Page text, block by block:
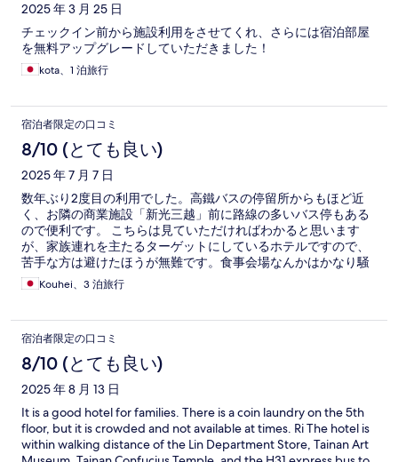
2025 年 3 月 25 日
チェックイン前から施設利用をさせてくれ、さらには宿泊部屋
を無料アップグレードしていただきました！
kota、1 泊旅行
宿泊者限定の口コミ
8/10 (とても良い)
2025 年 7 月 7 日
数年ぶり2度目の利用でした。高鐵バスの停留所からもほど近
く、お隣の商業施設「新光三越」前に路線の多いバス停もある
ので便利です。 こちらは見ていただければわかると思います
が、家族連れを主たるターゲットにしているホテルですので、
苦手な方は避けたほうが無難です。食事会場なんかはかなり騒
がしい(笑) 設備的にはランドリールームがあるので暑い台南の
街歩きで汗に濡れた衣類を毎日洗濯できるのはとても助かりま
ます。
Kouhei、3 泊旅行
宿泊者限定の口コミ
8/10 (とても良い)
2025 年 8 月 13 日
It is a good hotel for families. There is a coin laundry on the 5th
floor, but it is crowded and not available at times. Ri The hotel is
within walking distance of the Lin Department Store, Tainan Art